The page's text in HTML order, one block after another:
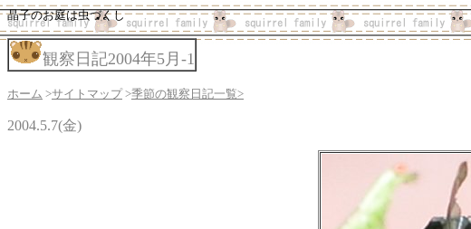
晶子のお庭は虫づくし
観察日記2004年5月-1
ホーム >サイトマップ>季節の観察日記一覧>
2004.5.7(金)